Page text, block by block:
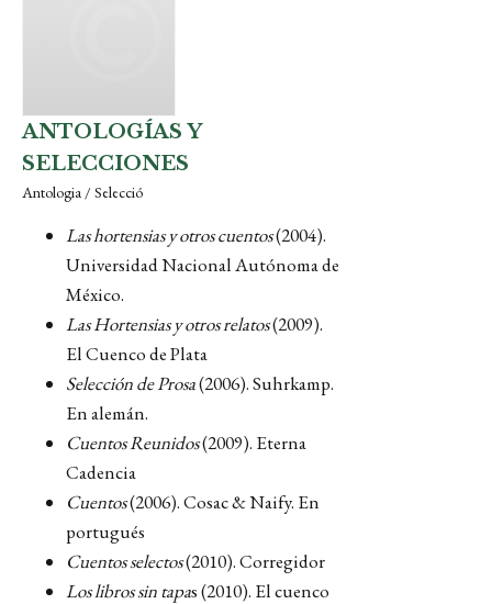
ANTOLOGÍAS Y
SELECCIONES
Antologia / Selecció
Las hortensias y otros cuentos(2004).
Universidad Nacional Autónoma de
México.
Las Hortensias y otros relatos(2009).
El Cuenco de Plata
Selección de Prosa(2006). Suhrkamp.
En alemán.
Cuentos Reunidos(2009). Eterna
Cadencia
Cuentos(2006). Cosac & Naify. En
portugués
Cuentos selectos(2010). Corregidor
Los libros sin tapas (2010). El cuenco